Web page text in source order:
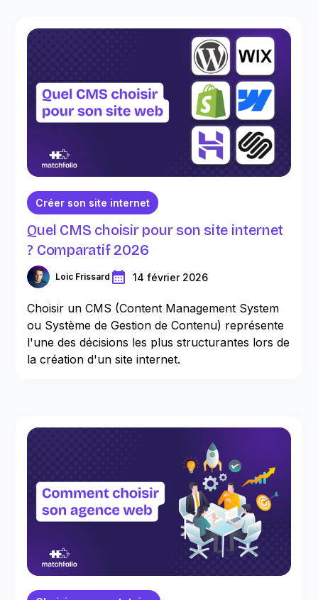
Créer son site internet
Quel CMS choisir pour son site internet
? Comparatif 2026
Loic Frissard 14 février 2026
Choisir un CMS (Content Management System
ou Système de Gestion de Contenu) représente
l'une des décisions les plus structurantes lors de
la création d'un site internet.